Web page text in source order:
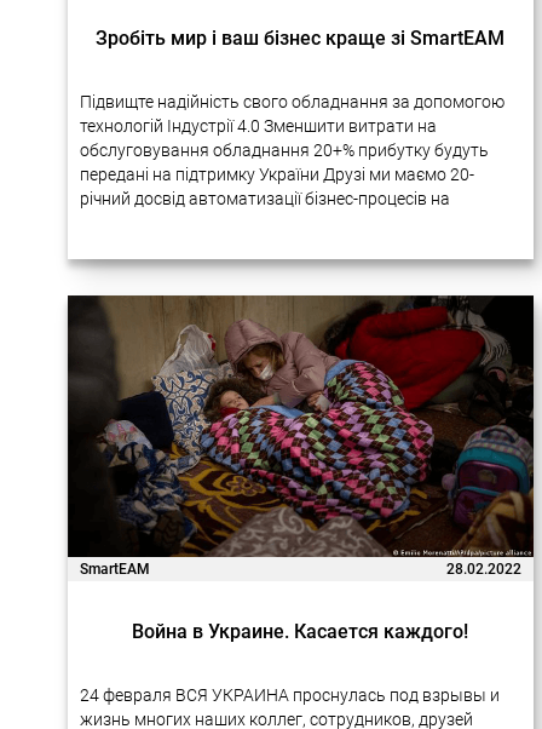
Зробіть мир і ваш бізнес краще зі SmartEAM
Підвищте надійність свого обладнання за допомогою
технологій Індустрії 4.0 Зменшити витрати на
обслуговування обладнання 20+% прибутку будуть
передані на підтримку України Друзі ми маємо 20-
річний досвід автоматизації бізнес-процесів на
в Україні….
SmartEAM 28.02.2022
Война в Украине. Касается каждого!
24 февраля ВСЯ УКРАИНА проснулась под взрывы и
жизнь многих наших коллег, сотрудников, друзей